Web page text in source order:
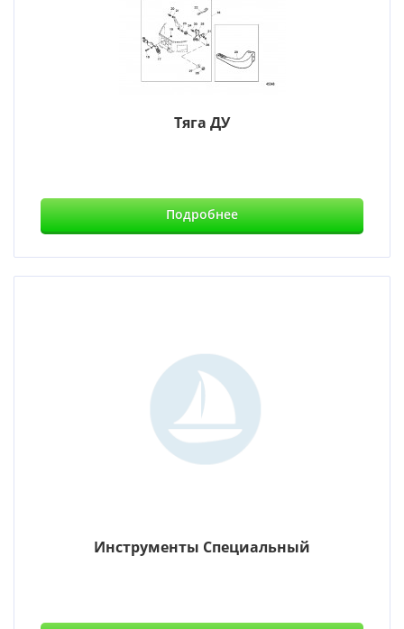
Тяга ДУ
Подробнее
Инструменты Специальный